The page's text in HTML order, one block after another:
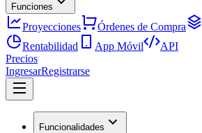
Funciones
Proyecciones Órdenes de Compra
Rentabilidad
App Móvil
API
Precios
IngresarRegistrarse
Funcionalidades